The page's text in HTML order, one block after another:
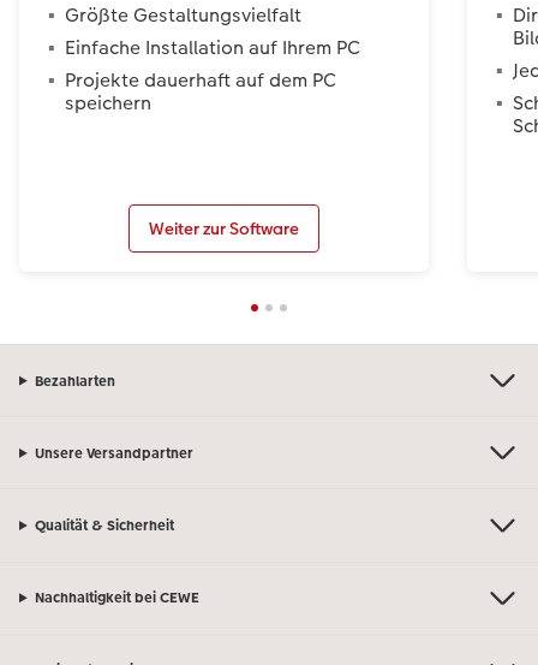
Größte Gestaltungsvielfalt
Einfache Installation auf Ihrem PC
Projekte dauerhaft auf dem PC
speichern
Weiter zur Software
Bezahlarten
Unsere Versandpartner
Qualität & Sicherheit
Nachhaltigkeit bei CEWE